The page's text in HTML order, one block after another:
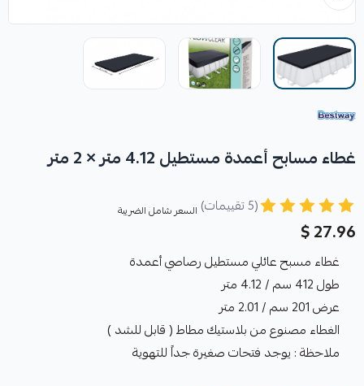
غطاء مسابح أعمدة مستطيل 4.12 متر × 2 متر
(5 تقييمات) السعر شامل الضريبة
27.96 $
غطاء مسبح عائلي مستطيل رصاصي أعمدة
طول 412 سم / 4.12 متر
عرض 201 سم / 2.01 متر
الغطاء مصنوع من بلاستيك مطاط ( قابل للشد )
ملاحظة : يوجد فتحات صغيرة جداً للتهوية